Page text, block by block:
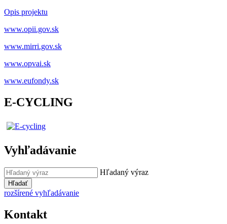
Opis projektu
www.opii.gov.sk
www.mirri.gov.sk
www.opvai.sk
www.eufondy.sk
E-CYCLING
Vyhľadávanie
Hľadaný výraz
Hľadať
rozšírené vyhľadávanie
Kontakt